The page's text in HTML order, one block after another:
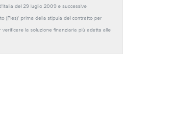
del 29 luglio 2009 e successive
(Pies)' prima della stipula del contratto per
la soluzione finanziaria più adatta alle